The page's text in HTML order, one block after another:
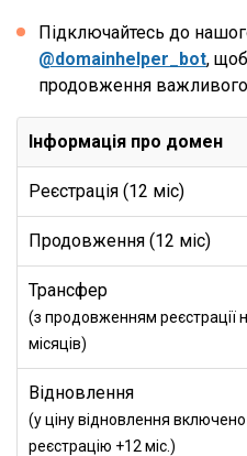
Підключайтесь до
@domainhelper_bot,
продовження
Інформація про домен
Реєстрація (12 міс)
Продовження (12 міс)
Трансфер
(з продовженням реєстрації
місяців)
Відновлення
(у ціну відновлення включено
реєстрацію +12 міс.)